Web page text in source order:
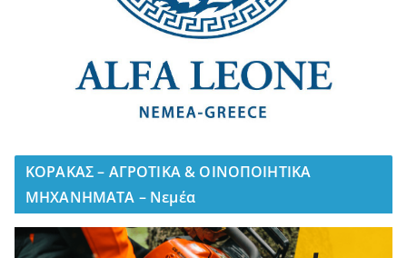
ΚΟΡΑΚΑΣ – ΑΓΡΟΤΙΚΑ & ΟΙΝΟΠΟΙΗΤΙΚΑ
ΜΗΧΑΝΗΜΑΤΑ – Νεμέα